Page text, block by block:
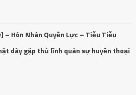
– Hôn Nhân Quyền Lực – Tiễu Tiễu
dày gặp thủ lĩnh quân sự huyền thoại